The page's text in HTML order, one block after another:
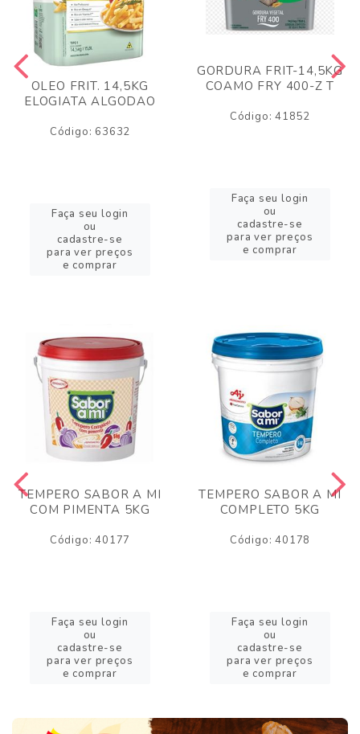
OLEO FRIT. 14,5KG
ELOGIATA ALGODAO
Código: 63632
Faça seu login
ou
cadastre-se
para ver preços
e comprar
GORDURA FRIT-14,5KG
COAMO FRY 400-Z T
Código: 41852
Faça seu login
ou
cadastre-se
para ver preços
e comprar
TEMPERO SABOR A MI
COM PIMENTA 5KG
Código: 40177
Faça seu login
ou
cadastre-se
para ver preços
e comprar
TEMPERO SABOR A MI
COMPLETO 5KG
Código: 40178
Faça seu login
ou
cadastre-se
para ver preços
e comprar